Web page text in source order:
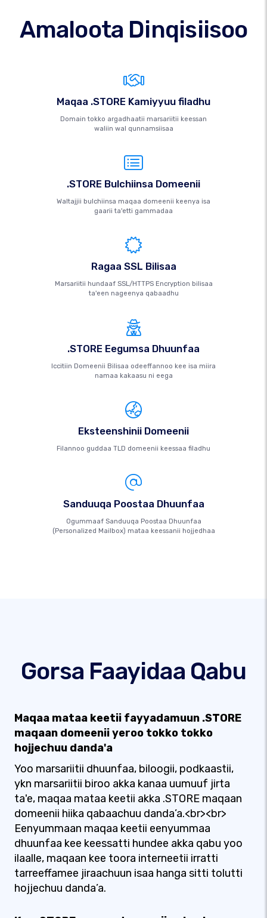
Amaloota Dinqisiisoo
Maqaa .STORE Kamiyyuu filadhu
Domain tokko argadhaatii marsariitii keessan
waliin wal qunnamsiisaa
.STORE Bulchiinsa Domeenii
Waltajjii bulchiinsa maqaa domeenii keenya isa
gaarii ta'etti gammadaa
Ragaa SSL Bilisaa
Marsariitii hundaaf SSL/HTTPS Encryption bilisaa
ta'een nageenya qabaadhu
.STORE Eegumsa Dhuunfaa
Iccitiin Domeenii Bilisaa odeeffannoo kee isa miira
namaa kakaasu ni eega
Eksteenshinii Domeenii
Filannoo guddaa TLD domeenii keessaa filadhu
Sanduuqa Poostaa Dhuunfaa
Ogummaaf Sanduuqa Poostaa Dhuunfaa
(Personalized Mailbox) mataa keessanii hojjedhaa
Gorsa Faayidaa Qabu
Maqaa mataa keetii fayyadamuun .STORE
maqaan domeenii yeroo tokko tokko
hojjechuu danda'a
Yoo marsariitii dhuunfaa, biloogii, podkaastii,
ykn marsariitii biroo akka kanaa uumuuf jirta
ta'e, maqaa mataa keetii akka .STORE maqaan
domeenii hiika qabaachuu danda’a.<br><br>
Eenyummaan maqaa keetii eenyummaa
dhuunfaa kee keessatti hundee akka qabu yoo
ilaalle, maqaan kee toora interneetii irratti
tarreeffamee jiraachuun isaa hanga sitti tolutti
hojjechuu danda’a.